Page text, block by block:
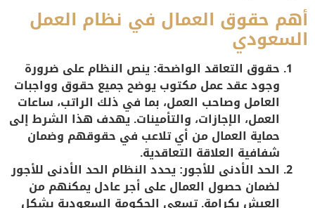
أهم حقوق العمال في نظام العمل
السعودي
حقوق التعاقد الواضحة: ينص النظام على ضرورة
وجود عقد عمل مكتوب يوضح جميع حقوق وواجبات
العامل وصاحب العمل، بما في ذلك الراتب، ساعات
العمل، الإجازات، والتأمينات. يهدف هذا الشرط إلى
حماية العمال من أي تلاعب في حقوقهم وضمان
شفافية العلاقة التعاقدية.
الحد الأدنى للأجور: يحدد النظام الحد الأدنى للأجور
لضمان حصول العمال على أجر عادل يمكنهم من
العيش بكرامة. تسعى الحكومة السعودية بشكل